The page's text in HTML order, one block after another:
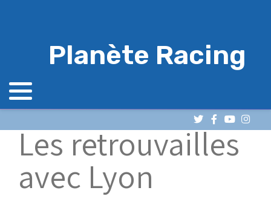
Planète Racing
Les retrouvailles
avec Lyon